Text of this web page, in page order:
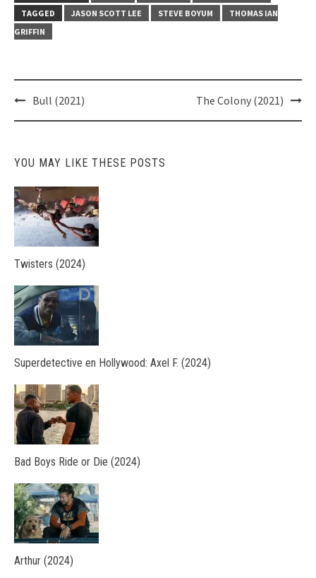
TAGGED JASON SCOTT LEE STEVE BOYUM
THOMAS IAN
GRIFFIN
PostBull (2021) The Colony (2021)
YOU MAY LIKE THESE POSTS
Twisters (2024)
Superdetective en Hollywood: Axel F. (2024)
Bad Boys Ride or Die (2024)
Arthur (2024)